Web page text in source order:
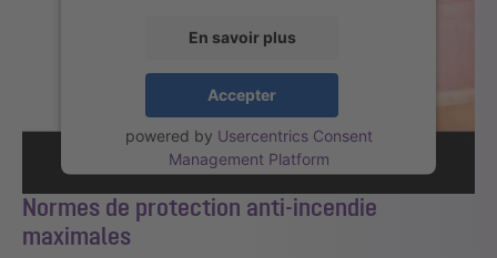
En savoir plus
Accepter
powered by Usercentrics Consent
Management Platform
Normes de protection anti-incendie
maximales